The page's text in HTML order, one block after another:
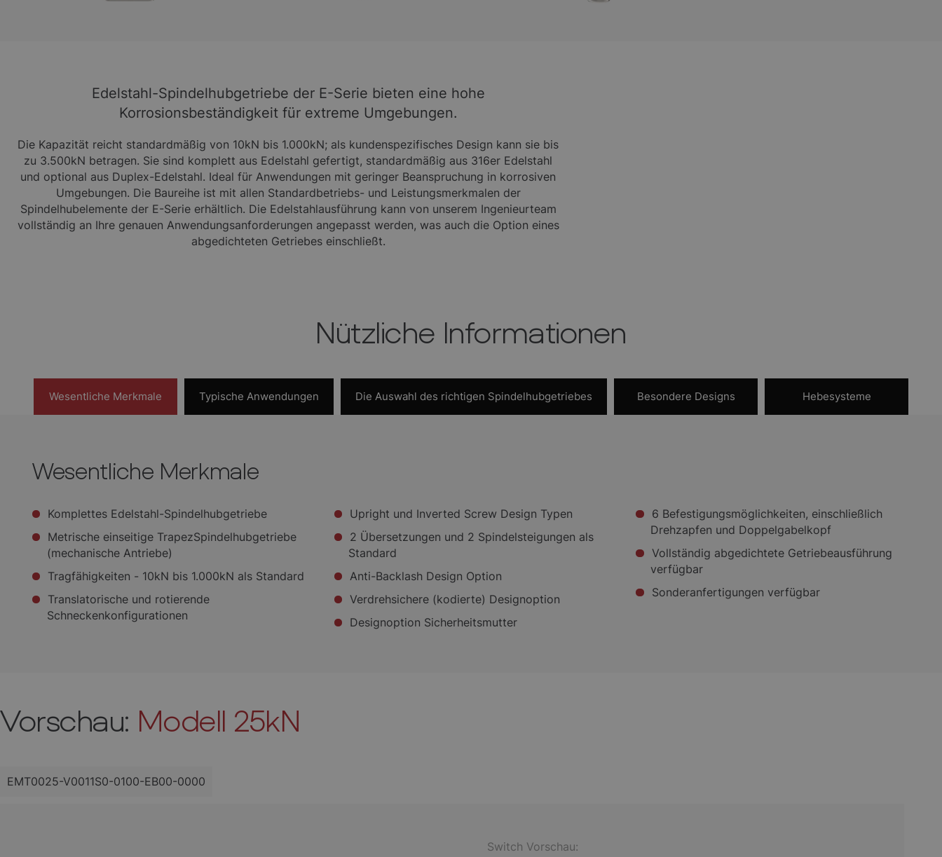
Edelstahl-Spindelhubgetriebe der E-Serie bieten eine hohe
Korrosionsbeständigkeit für extreme Umgebungen.
Die Kapazität reicht standardmäßig von 10kN bis 1.000kN; als kundenspezifisches Design kann sie bis
zu 3.500kN betragen. Sie sind komplett aus Edelstahl gefertigt, standardmäßig aus 316er Edelstahl
und optional aus Duplex-Edelstahl. Ideal für Anwendungen mit geringer Beanspruchung in korrosiven
Umgebungen. Die Baureihe ist mit allen Standardbetriebs- und Leistungsmerkmalen der
Spindelhubelemente der E-Serie erhältlich. Die Edelstahlausführung kann von unserem Ingenieurteam
vollständig an Ihre genauen Anwendungsanforderungen angepasst werden, was auch die Option eines
abgedichteten Getriebes einschließt.
Nützliche Informationen
Wesentliche Merkmale Typische Anwendungen Die Auswahl des richtigen Spindelhubgetriebes Besondere Designs Hebesysteme
Wesentliche Merkmale
Komplettes Edelstahl-Spindelhubgetriebe
Metrische einseitige TrapezSpindelhubgetriebe
(mechanische Antriebe)
Tragfähigkeiten - 10kN bis 1.000kN als Standard
Translatorische und rotierende
Schneckenkonfigurationen
Upright und Inverted Screw Design Typen
2 Übersetzungen und 2 Spindelsteigungen als
Standard
Anti-Backlash Design Option
Verdrehsichere (kodierte) Designoption
Designoption Sicherheitsmutter
6 Befestigungsmöglichkeiten, einschließlich
Drehzapfen und Doppelgabelkopf
Vollständig abgedichtete Getriebeausführung
verfügbar
Sonderanfertigungen verfügbar
Vorschau: Modell 25kN
EMT0025-V0011S0-0100-EB00-0000
Switch Vorschau: